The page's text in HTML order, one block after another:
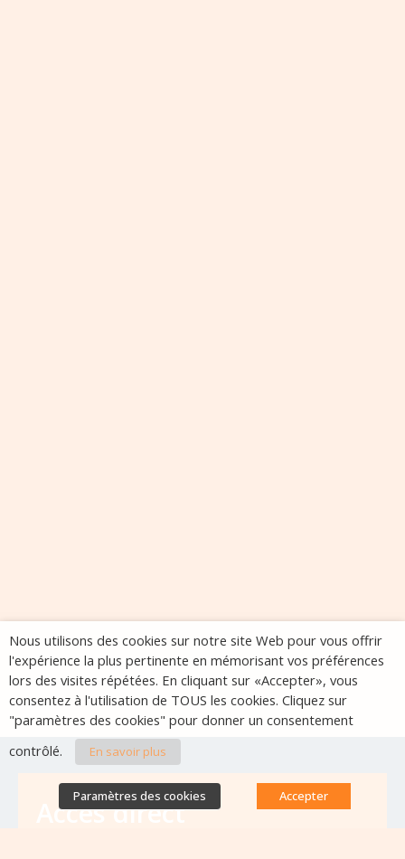
Accès direct
Nous utilisons des cookies sur notre site Web pour vous offrir
l'expérience la plus pertinente en mémorisant vos préférences
lors des visites répétées. En cliquant sur «Accepter», vous
consentez à l'utilisation de TOUS les cookies. Cliquez sur
"paramètres des cookies" pour donner un consentement
contrôlé.
En savoir plus
Paramètres des cookies Accepter